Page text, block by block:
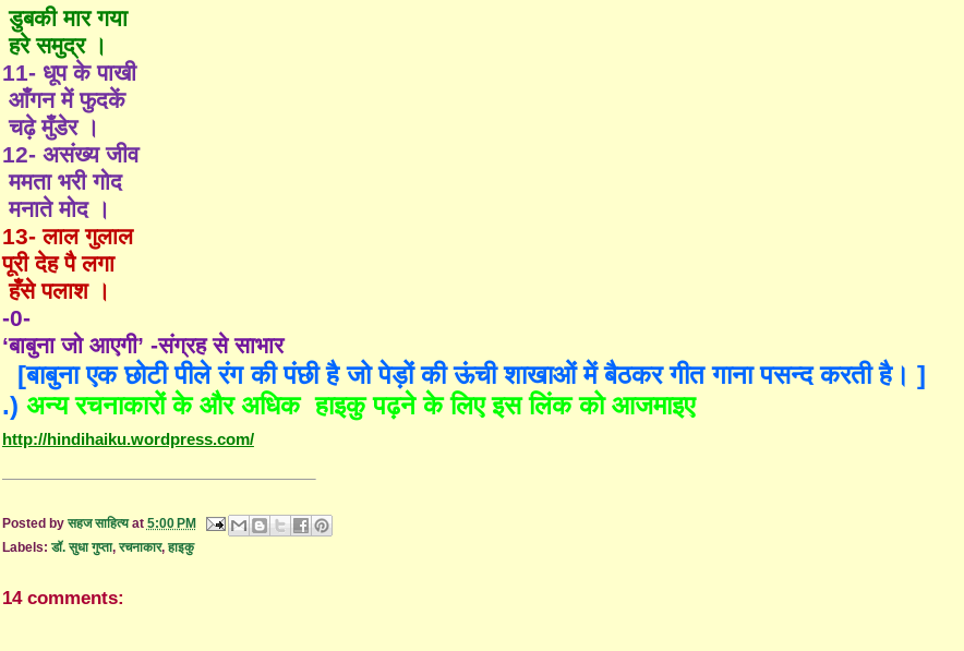
डुबकी मार गया
हरे समुद्र ।
11- धूप के पाखी
आँगन में फुदकें
चढ़े मुँडेर ।
12- असंख्य जीव
ममता भरी गोद
मनाते मोद ।
13- लाल गुलाल
पूरी देह पै लगा
हँसे पलाश ।
-0-
‘बाबुना जो आएगी’ -संग्रह से साभार
[बाबुना एक छोटी पीले रंग की पंछी है जो पेड़ों की ऊंची शाखाओं में बैठकर गीत गाना पसन्द करती है। ]
.) अन्य रचनाकारों के और अधिक हाइकु पढ़ने के लिए इस लिंक को आजमाइए
http://hindihaiku.wordpress.com/
Posted byसहज साहित्य at 5:00 PM
Labels:डॉ. सुधा गुप्ता,रचनाकार,हाइकु
14 comments: